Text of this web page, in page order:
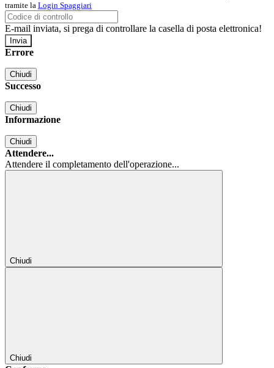
tramite la Login Spaggiari
E-mail inviata, si prega di controllare la casella di posta elettronica!
Errore
Chiudi
Successo
Chiudi
Informazione
Chiudi
Attendere...
Attendere il completamento dell'operazione...
Chiudi
Chiudi